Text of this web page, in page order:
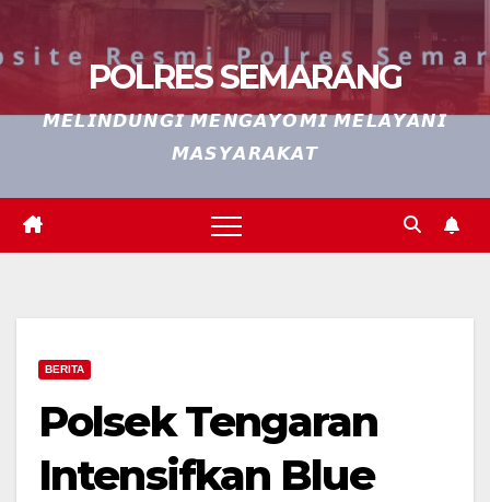
POLRES SEMARANG
𝙈𝙀𝙇𝙄𝙉𝘿𝙐𝙉𝙂𝙄 𝙈𝙀𝙉𝙂𝘼𝙔𝙊𝙈𝙄 𝙈𝙀𝙇𝘼𝙔𝘼𝙉𝙄
𝙈𝘼𝙎𝙔𝘼𝙍𝘼𝙆𝘼𝙏
BERITA
Polsek Tengaran
Intensifkan Blue